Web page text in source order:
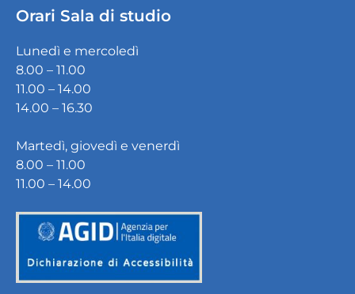
Orari Sala di studio
Lunedì e mercoledì
8.00 – 11.00
11.00 – 14.00
14.00 – 16.30
Martedì, giovedì e venerdì
8.00 – 11.00
11.00 – 14.00